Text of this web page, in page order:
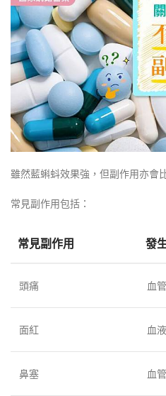
雖然藍蝌蚪效果強，但副作用亦會
常見副作用包括：
常見副作用 發
頭痛 血
面紅 血
鼻塞 血